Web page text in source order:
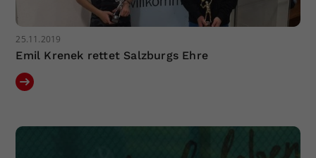
25.11.2019
Emil Krenek rettet Salzburgs Ehre